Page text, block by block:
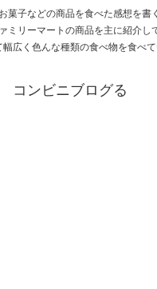
菓子などの商品を食べた感想を書
ミリーマートの商品を主に紹介し
幅広く色んな種類の食べ物を食べて
コンビニブログる